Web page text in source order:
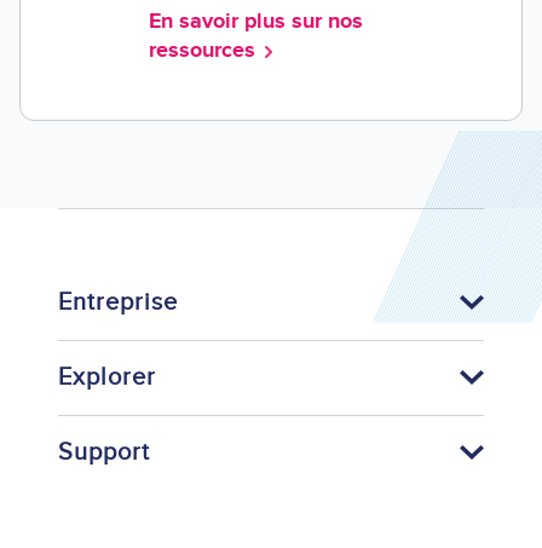
En savoir plus sur nos
ressources
Entreprise
Explorer
Support